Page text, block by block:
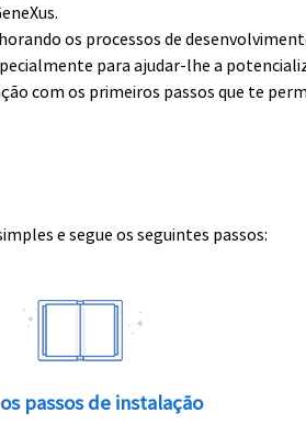
os processos de
para ajudar-lhe a
com os primeiros passos que te
e segue os seguintes passos:
passos de instalação